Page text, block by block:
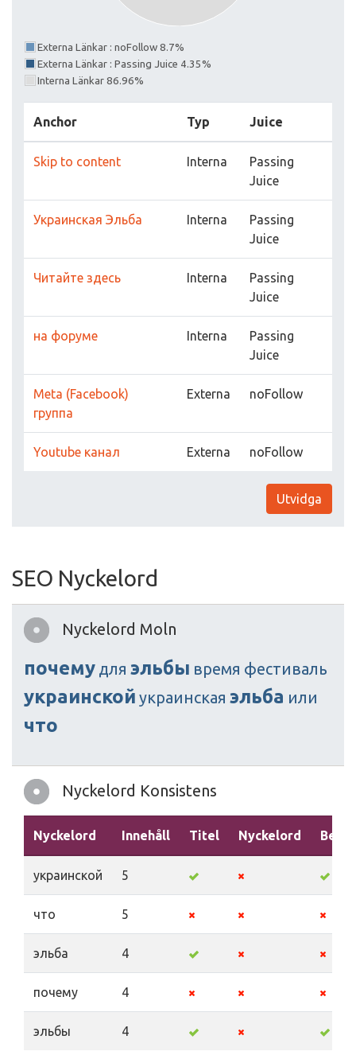
Externa Länkar : noFollow 8.7%
Externa Länkar : Passing Juice 4.35%
Interna Länkar 86.96%
Anchor Typ Juice
Skip to content Interna
Passing
Juice
Украинская Эльба Interna
Passing
Juice
Читайте здесь Interna
Passing
Juice
на форуме Interna
Passing
Juice
Meta (Facebook)
группа
Externa noFollow
Youtube канал Externa noFollow
Utvidga
SEO Nyckelord
Nyckelord Moln
почему для эльбы время фестиваль
украинской украинская эльба или
что
Nyckelord Konsistens
Nyckelord Innehåll Titel Nyckelord
украинской 5
что 5
эльба 4
почему 4
эльбы 4